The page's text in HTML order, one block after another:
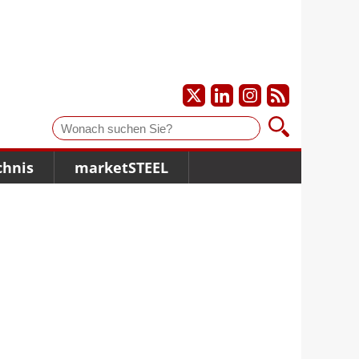
Suche
marketSTEEL